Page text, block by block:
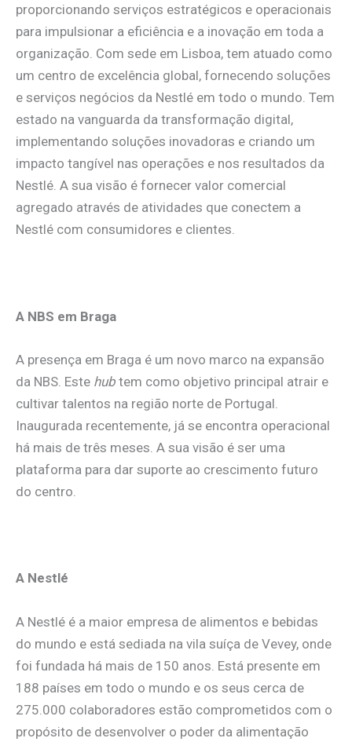
proporcionando serviços estratégicos e operacionais
para impulsionar a eficiência e a inovação em toda a
organização. Com sede em Lisboa, tem atuado como
um centro de excelência global, fornecendo soluções
e serviços negócios da Nestlé em todo o mundo. Tem
estado na vanguarda da transformação digital,
implementando soluções inovadoras e criando um
impacto tangível nas operações e nos resultados da
Nestlé. A sua visão é fornecer valor comercial
agregado através de atividades que conectem a
Nestlé com consumidores e clientes.
A NBS em Braga
A presença em Braga é um novo marco na expansão
da NBS. Este hub tem como objetivo principal atrair e
cultivar talentos na região norte de Portugal.
Inaugurada recentemente, já se encontra operacional
há mais de três meses. A sua visão é ser uma
plataforma para dar suporte ao crescimento futuro
do centro.
A Nestlé
A Nestlé é a maior empresa de alimentos e bebidas
do mundo e está sediada na vila suíça de Vevey, onde
foi fundada há mais de 150 anos. Está presente em
188 países em todo o mundo e os seus cerca de
275.000 colaboradores estão comprometidos com o
propósito de desenvolver o poder da alimentação